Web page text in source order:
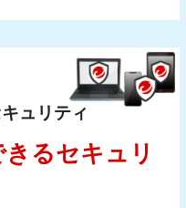
ュリティ
るセキュリ